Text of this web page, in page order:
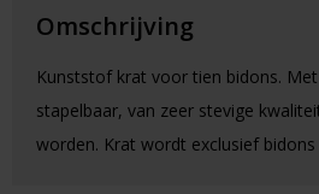
Omschrijving
Kunststof krat voor tien bidons.
stapelbaar, van zeer stevige
worden. Krat wordt exclusief bidons